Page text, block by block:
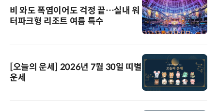
비 와도 폭염이어도 걱정 끝…실내 워
터파크형 리조트 여름 특수
[오늘의 운세] 2026년 7월 30일 띠별
운세